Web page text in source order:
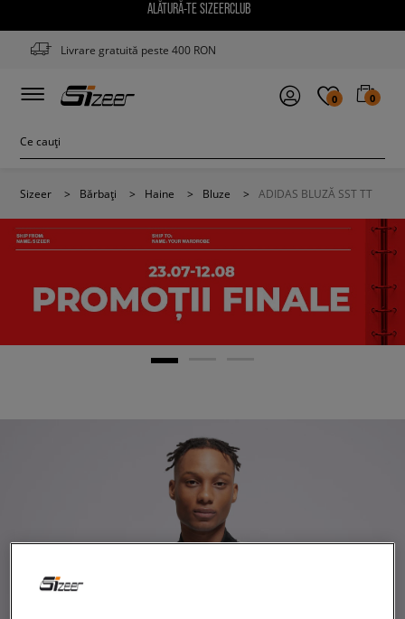
ALĂTURĂ-TE SIZEERCLUB
Livrare gratuită peste 400 RON
0 0
Sizeer > Bărbați > Haine > Bluze > ADIDAS BLUZĂ SST TT